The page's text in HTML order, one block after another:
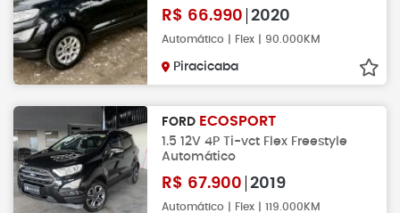
R$ 66.990 2020
Automático | Flex | 90.000KM
Piracicaba
FORD ECOSPORT
1.5 12V 4P Ti-vct Flex Freestyle
Automático
R$ 67.900 2019
Automático | Flex | 119.000KM